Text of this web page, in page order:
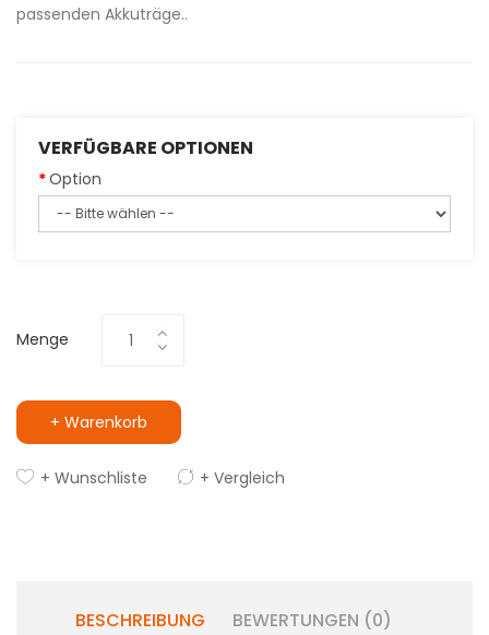
passenden Akkuträge..
VERFÜGBARE OPTIONEN
Option
Menge
+ Warenkorb
+ Wunschliste + Vergleich
BESCHREIBUNG BEWERTUNGEN (0)